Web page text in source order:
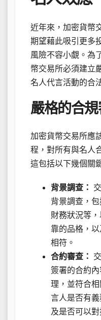
近年來，加密貨幣
期望藉此吸引更多
風險不容小覷。為
幣交易所必須建立
名人代言活動的合
嚴格的合
加密貨幣交易所應
程，對所有與名人
這包括以下幾個關
背景調查：
背景調查，
財務狀況等
靠的品格，
相符。
合約審查：
簽署的合約
理，並符合
言人是否有
及是否可以